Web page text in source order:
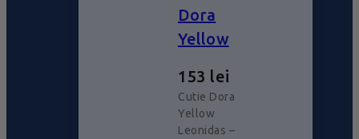
Dora
Yellow
153 lei
Cutie Dora
Yellow
Leonidas –